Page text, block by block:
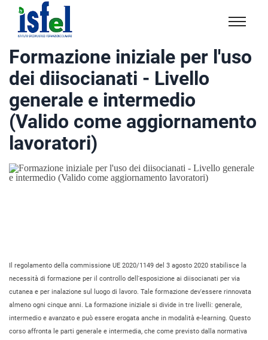
Isfel
Istituto
specialistico
formazione
e
lavoro
Formazione iniziale per l'uso
dei diisocianati - Livello
generale e intermedio
(Valido come aggiornamento
lavoratori)
Il regolamento della commissione UE 2020/1149 del 3 agosto 2020 stabilisce la
necessità di formazione per il controllo dell'esposizione ai diisocianati per via
cutanea e per inalazione sul luogo di lavoro. Tale formazione dev'essere rinnovata
almeno ogni cinque anni. La formazione iniziale si divide in tre livelli: generale,
intermedio e avanzato e può essere erogata anche in modalità e-learning. Questo
corso affronta le parti generale e intermedia, che come previsto dalla normativa